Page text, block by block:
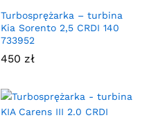
Turbosprężarka – turbina
Kia Sorento 2,5 CRDI 140
733952
450 zł